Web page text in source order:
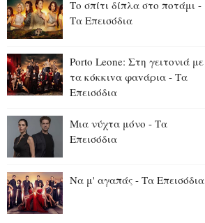
«Χοντρός» της μεγάλης
13 και 15 Αυγούστου: Η ΕΡΤ
στην Ίμβρο για τον
επέτειο των 65 ετών
Ιερωσύνης του Οικουμενικού
Το σπίτι δίπλα στο ποτάμι -
Τα Επεισόδια
Porto Leone: Στη γειτονιά με
τα κόκκιvα φαvάρια - Τα
Επεισόδια
Μια νύχτα μόνο - Τα
Επεισόδια
Να μ' αγαπάς - Τα Επεισόδια